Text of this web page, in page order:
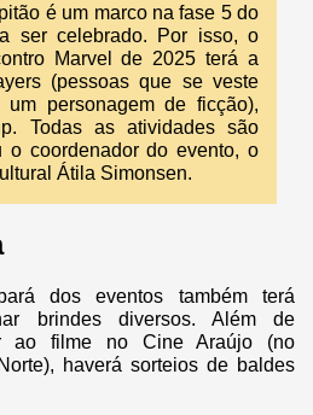
é um marco na fase 5 do
ser celebrado. Por isso, o
Marvel de 2025 terá a
(pessoas que se veste
um personagem de ficção),
Todas as atividades são
o coordenador do evento, o
Átila Simonsen.
dos eventos também terá
brindes diversos. Além de
ao filme no Cine Araújo (no
haverá sorteios de baldes